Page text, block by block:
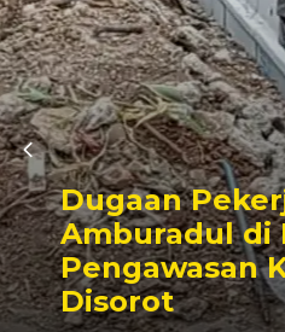
Ditch
Dua,
All